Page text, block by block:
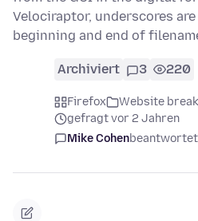
Velociraptor, underscores
beginning and end of
Archiviert 3 220
Firefox
Website
gefragt vor 2 Jahren
Mike Cohenbeantwortet